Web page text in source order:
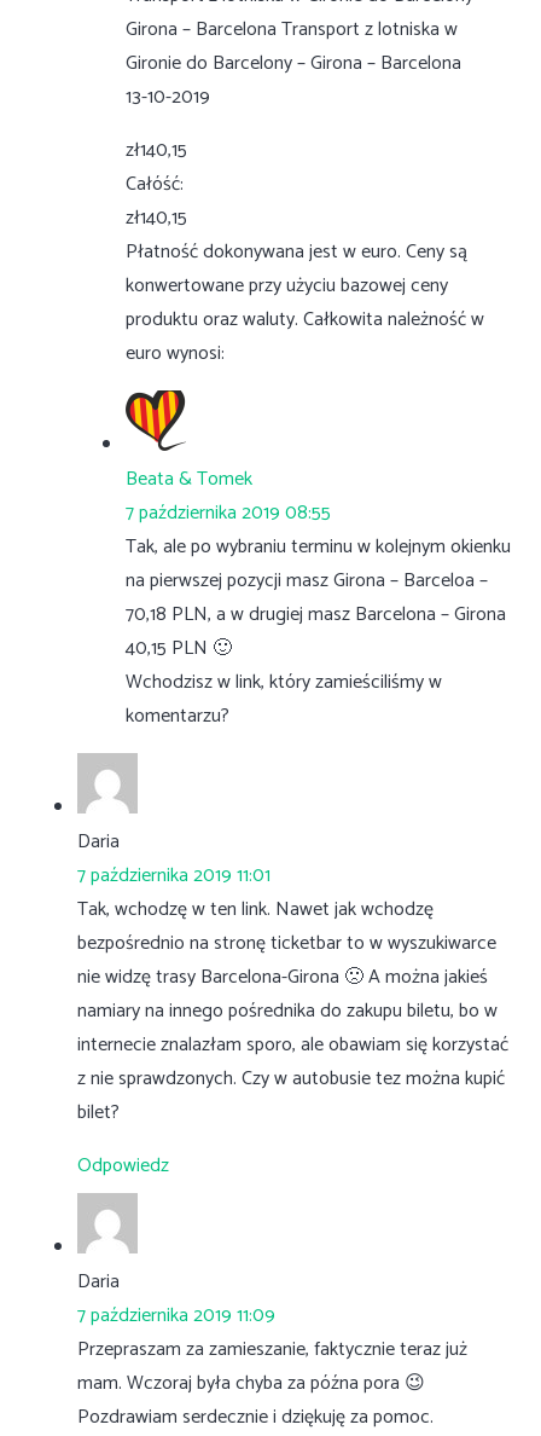
Girona – Barcelona Transport z lotniska w
Gironie do Barcelony – Girona – Barcelona
13-10-2019
zł140,15
Całóść:
zł140,15
Płatność dokonywana jest w euro. Ceny są
konwertowane przy użyciu bazowej ceny
produktu oraz waluty. Całkowita należność w
euro wynosi:
Beata & Tomek
7 października 2019 08:55
Tak, ale po wybraniu terminu w kolejnym okienku
na pierwszej pozycji masz Girona – Barceloa –
70,18 PLN, a w drugiej masz Barcelona – Girona
40,15 PLN 🙂
Wchodzisz w link, który zamieściliśmy w
komentarzu?
Daria
7 października 2019 11:01
Tak, wchodzę w ten link. Nawet jak wchodzę
bezpośrednio na stronę ticketbar to w wyszukiwarce
nie widzę trasy Barcelona-Girona 🙁 A można jakieś
namiary na innego pośrednika do zakupu biletu, bo w
internecie znalazłam sporo, ale obawiam się korzystać
z nie sprawdzonych. Czy w autobusie tez można kupić
bilet?
Odpowiedz
Daria
7 października 2019 11:09
Przepraszam za zamieszanie, faktycznie teraz już
mam. Wczoraj była chyba za późna pora 😉
Pozdrawiam serdecznie i dziękuję za pomoc.